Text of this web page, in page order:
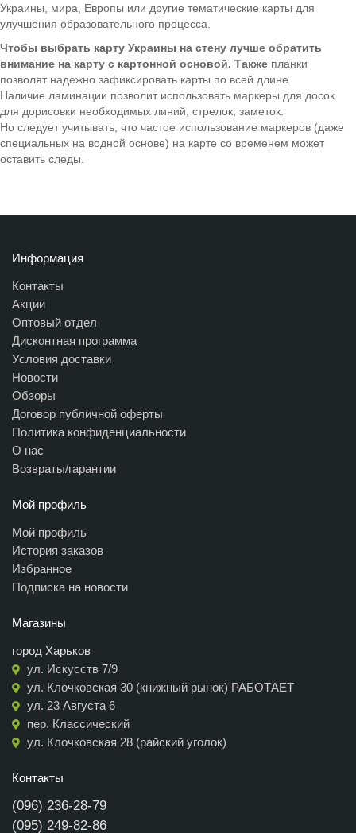
Украины, мира, Европы или другие тематические карты для
улучшения образовательного процесса.
Чтобы выбрать карту Украины на стену лучше обратить
внимание на карту с картонной основой. Также планки
позволят надежно зафиксировать карты по всей длине.
Наличие ламинации позволит использовать маркеры для досок
для дорисовки необходимых линий, стрелок, заметок.
Но следует учитывать, что частое использование маркеров (даже
специальных на водной основе) на карте со временем может
оставить следы.
Информация
Контакты
Акции
Оптовый отдел
Дисконтная программа
Условия доставки
Новости
Обзоры
Договор публичной оферты
Политика конфиденциальности
О нас
Возвраты/гарантии
Мой профиль
Мой профиль
История заказов
Избранное
Подписка на новости
Магазины
город Харьков
ул. Искусств 7/9
ул. Клочковская 30 (книжный рынок) РАБОТАЕТ
ул. 23 Августа 6
пер. Классический
ул. Клочковская 28 (райский уголок)
Контакты
(096) 236-28-79
(095) 249-82-86